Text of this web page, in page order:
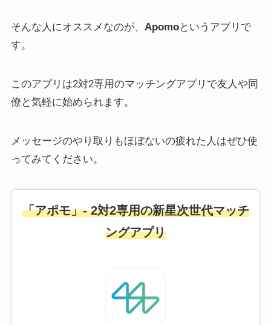
そんな人にオススメなのが、 Apomoというアプリで
す。
このアプリは2対2専用のマッチングアプリで友人や同
僚と気軽に始められます。
メッセージのやり取りもほぼないの疲れた人はぜひ使
ってみてください。
「アポモ」- 2対2専用の新星次世代マッチ
ングアプリ